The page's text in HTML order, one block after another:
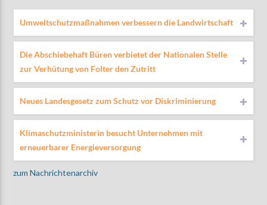
Umweltschutzmaßnahmen verbessern die Landwirtschaft
Die Abschiebehaft Büren verbietet der Nationalen Stelle
zur Verhütung von Folter den Zutritt
Neues Landesgesetz zum Schutz vor Diskriminierung
Klimaschutzministerin besucht Unternehmen mit
erneuerbarer Energieversorgung
zum Nachrichtenarchiv